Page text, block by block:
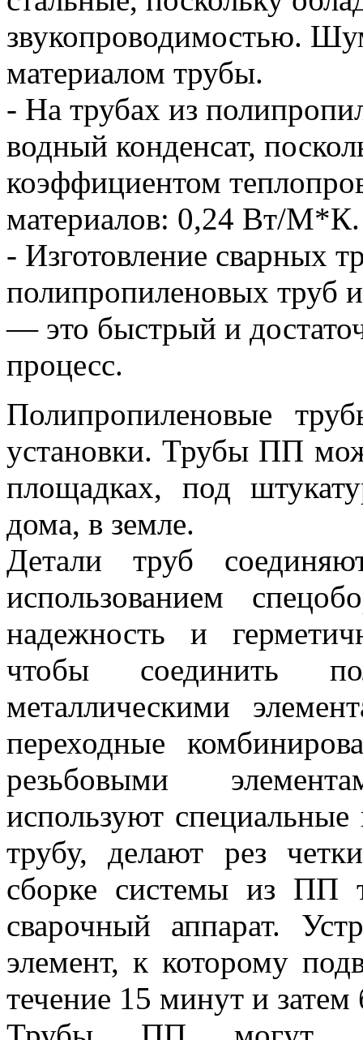
звукопроводимостью.
материалом трубы.
- На трубах из
водный конденсат,
коэффициентом
материалов: 0,24 Вт/М*К.
- Изготовление сварных
полипропиленовых труб
— это быстрый и
процесс.
Полипропиленовые
установки. Трубы ПП
площадках, под
дома, в земле.
Детали труб
использованием
надежность и
чтобы соединить
металлическими
переходные
резьбовыми
используют
трубу, делают рез
сборке системы из ПП
сварочный аппарат.
элемент, к которому
течение 15 минут и